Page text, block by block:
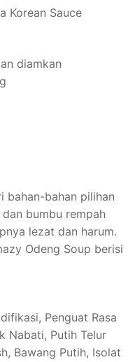
Korean Sauce
diamkan
bahan-bahan pilihan
bumbu rempah
lezat dan harum.
Odeng Soup berisi
Penguat Rasa
Nabati, Putih Telur
Bawang Putih, Isolat